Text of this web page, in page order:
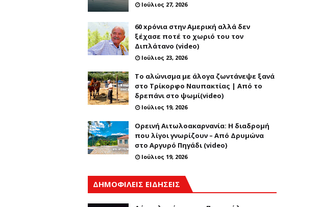
Ιούλιος 27, 2026
60 xρόνια στην Αμερική αλλά δεν
ξέχασε ποτέ το χωριό του τον
Διπλάτανο (video)
Ιούλιος 23, 2026
Το αλώνισμα με άλογα ζωντάνεψε ξανά
στο Τρίκορφο Ναυπακτίας | Από το
δρεπάνι στο ψωμί(video)
Ιούλιος 19, 2026
Ορεινή Αιτωλοακαρνανία: Η διαδρομή
που λίγοι γνωρίζουν – Από Δρυμώνα
στο Αργυρό Πηγάδι (video)
Ιούλιος 19, 2026
ΔΗΜΟΦΙΛΕΙΣ ΕΙΔΗΣΕΙΣ